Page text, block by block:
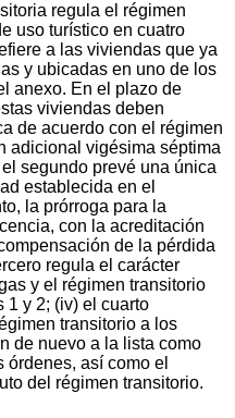
regula el régimen
uso turístico en cuatro
a las viviendas que ya
y ubicadas en uno de los
anexo. En el plazo de
viviendas deben
de acuerdo con el régimen
adicional vigésima séptima
segundo prevé una única
establecida en el
la prórroga para la
con la acreditación
de la pérdida
regula el carácter
y el régimen transitorio
1 y 2; (iv) el cuarto
transitorio a los
de nuevo a la lista como
así como el
del régimen transitorio.